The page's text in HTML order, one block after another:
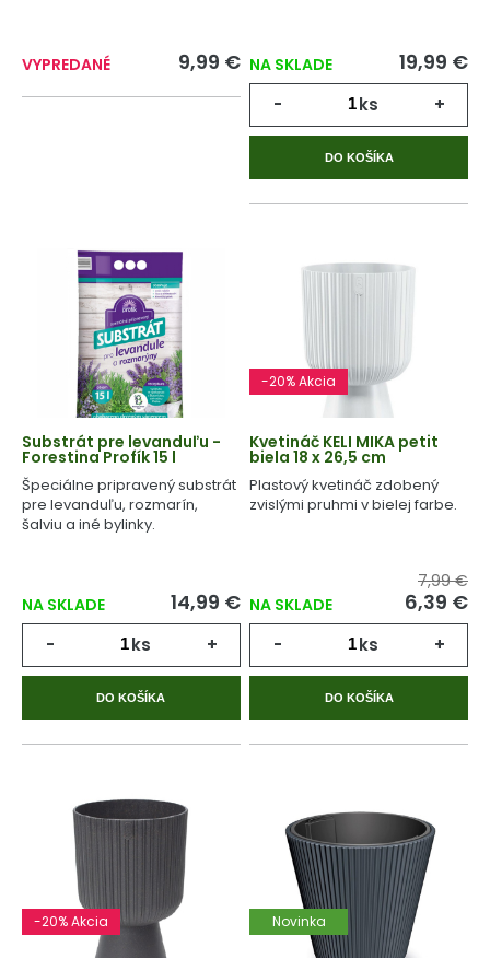
VYPREDANÉ 9,99 € NA SKLADE 19,99 €
- ks +
DO KOŠÍKA
Substrát pre levanduľu -
Forestina Profík 15 l
Špeciálne pripravený substrát
pre levanduľu, rozmarín,
šalviu a iné bylinky.
NA SKLADE 14,99 €
- ks +
DO KOŠÍKA
-20% Akcia
Kvetináč KELI MIKA petit
biela 18 x 26,5 cm
Plastový kvetináč zdobený
zvislými pruhmi v bielej farbe.
NA SKLADE
7,99 €
6,39 €
- ks +
DO KOŠÍKA
-20% Akcia Novinka